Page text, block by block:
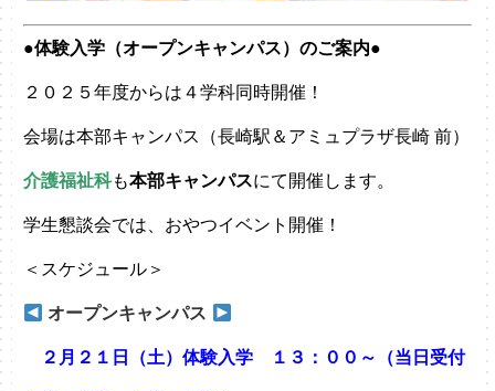
●体験入学（オープンキャンパス）のご案内●
２０２５年度からは４学科同時開催！
会場は本部キャンパス（長崎駅＆アミュプラザ長崎 前）
介護福祉科も本部キャンパスにて開催します。
学生懇談会では、おやつイベント開催！
＜スケジュール＞
オープンキャンパス
２月２１日（土）体験入学 １３：００～（当日受付